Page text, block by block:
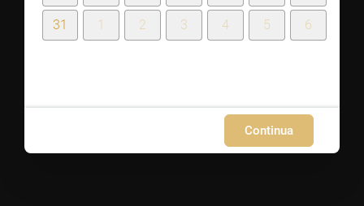
31 1 2 3 4 5 6
Continua